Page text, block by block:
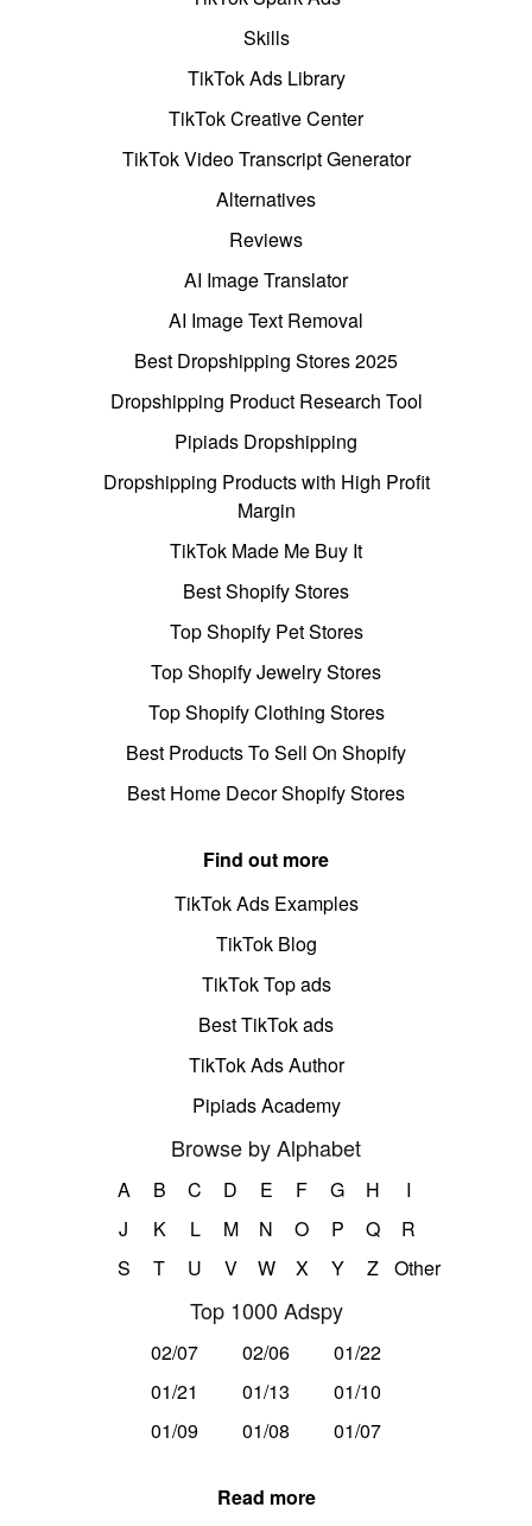
Skills
TikTok Ads Library
TikTok Creative Center
TikTok Video Transcript Generator
Alternatives
Reviews
AI Image Translator
AI Image Text Removal
Best Dropshipping Stores 2025
Dropshipping Product Research Tool
Pipiads Dropshipping
Dropshipping Products with High Profit
Margin
TikTok Made Me Buy It
Best Shopify Stores
Top Shopify Pet Stores
Top Shopify Jewelry Stores
Top Shopify Clothing Stores
Best Products To Sell On Shopify
Best Home Decor Shopify Stores
Find out more
TikTok Ads Examples
TikTok Blog
TikTok Top ads
Best TikTok ads
TikTok Ads Author
Pipiads Academy
Browse by Alphabet
A B C D E F G H
I
J
K L M N O P Q
R
S
T U V W X Y Z Other
Top 1000 Adspy
02/07 02/06
01/22
01/21
01/13
01/10
01/09
01/08 01/07
Read more